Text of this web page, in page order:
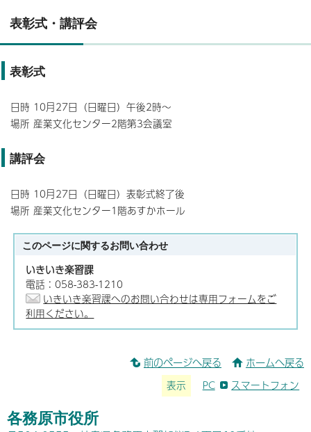
表彰式・講評会
表彰式
日時 10月27日（日曜日）午後2時～
場所 産業文化センター2階第3会議室
講評会
日時 10月27日（日曜日）表彰式終了後
場所 産業文化センター1階あすかホール
このページに関するお問い合わせ
いきいき楽習課
電話：058-383-1210
いきいき楽習課へのお問い合わせは専用フォームをご
利用ください。
前のページへ戻る ホームへ戻る
表示 PC スマートフォン
各務原市役所